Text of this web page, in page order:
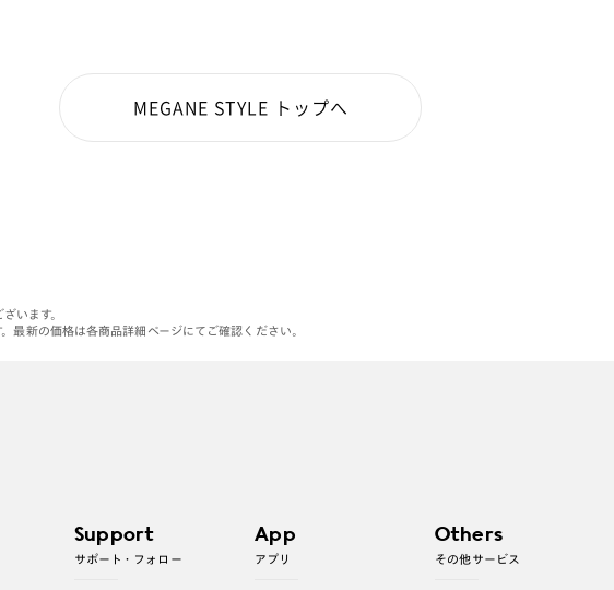
MEGANE STYLE トップへ
います。
最新の価格は各商品詳細ページにてご確認ください。
Support
サポート・フォロー
App
アプリ
Others
その他サービス